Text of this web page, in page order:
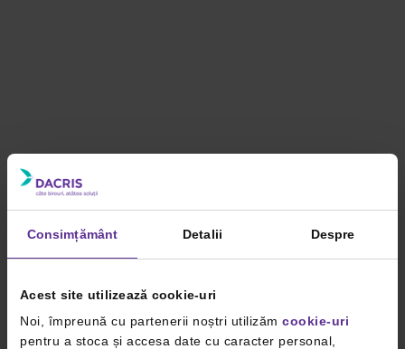
Consimțământ Detalii Despre
Acest site utilizează cookie-uri
Noi, împreună cu partenerii noștri utilizăm cookie-uri
pentru a stoca și accesa date cu caracter personal,